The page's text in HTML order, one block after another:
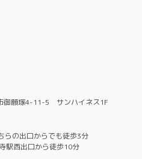
御願塚4-11-5 サンハイネス1F
らの出口からでも徒歩3分
駅西出口から徒歩10分